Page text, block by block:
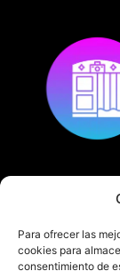
Para ofrecer las
cookies para
consentimiento de
©